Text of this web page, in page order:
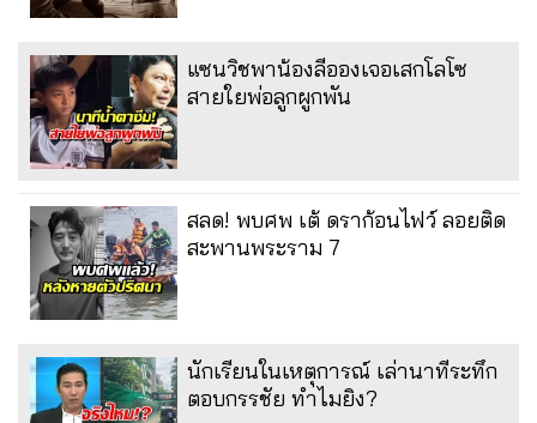
แซนวิชพาน้องลีอองเจอเสกโลโซ
สายใยพ่อลูกผูกพัน
สลด! พบศพ เต้ ดราก้อนไฟว์ ลอยติด
สะพานพระราม 7
นักเรียนในเหตุการณ์ เล่านาทีระทึก
ตอบกรรชัย ทำไมยิง?